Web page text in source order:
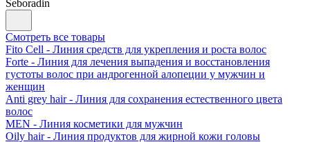
Seboradin
Смотреть все товары
Fito Cell - Линия средств для укрепления и роста волос
Forte - Линия для лечения выпадения и восстановления
густоты волос при андрогенной алопеции у мужчин и
женщин
Anti grey hair - Линия для сохранения естественного цвета
волос
MEN - Линия косметики для мужчин
Oily hair - Линия продуктов для жирной кожи головы